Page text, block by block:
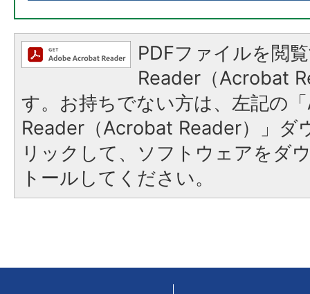
PDFファイルを閲
Reader（Acrobat
す。お持ちでない方は、左記の
Reader（Acrobat Reader）」ダ
リックして、ソフトウェアをダ
トールしてください。